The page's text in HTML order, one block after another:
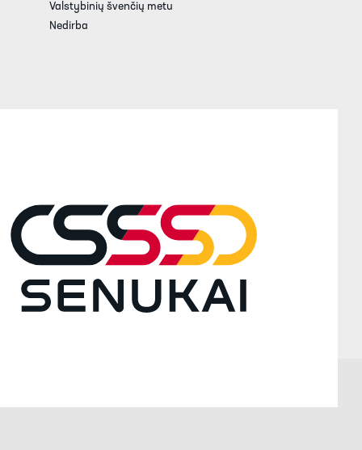
Valstybinių švenčių metu
Nedirba